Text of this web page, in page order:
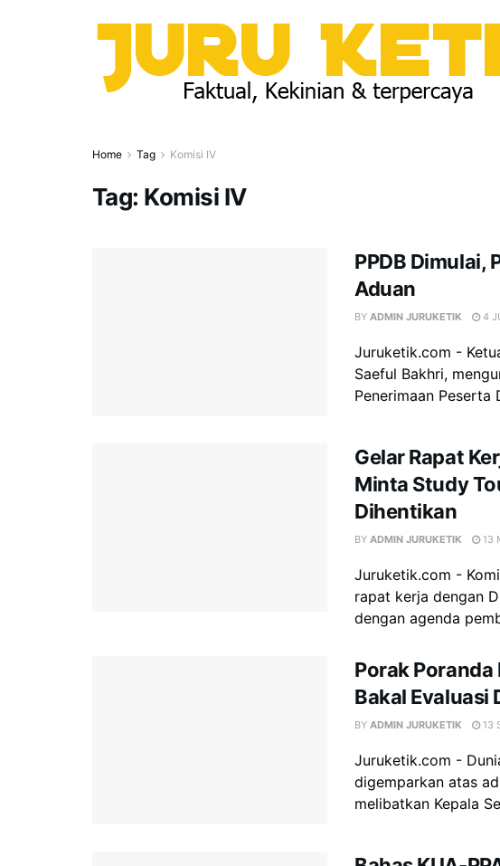
Home Tag Komisi IV
Tag: Komisi IV
PPDB Dimulai,
Aduan
BY ADMIN JURUKETIK 4
Juruketik.com -
Saeful Bakhri,
Penerimaan Peserta
Gelar Rapat
Minta Study
Dihentikan
BY ADMIN JURUKETIK 13
Juruketik.com -
rapat kerja dengan
dengan agenda
Porak Poranda
Bakal Evaluasi
BY ADMIN JURUKETIK 13
Juruketik.com -
digemparkan atas
melibatkan Kepala